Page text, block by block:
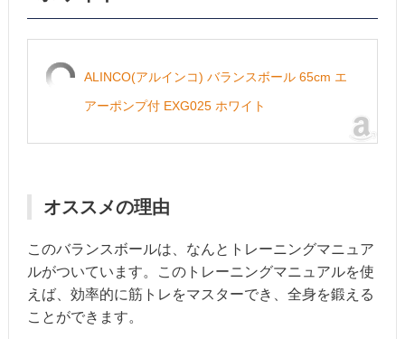
ALINCO(アルインコ) バランスボール 65cm エ
アーポンプ付 EXG025 ホワイト
オススメの理由
このバランスボールは、なんとトレーニングマニュア
ルがついています。このトレーニングマニュアルを使
えば、効率的に筋トレをマスターでき、全身を鍛える
ことができます。